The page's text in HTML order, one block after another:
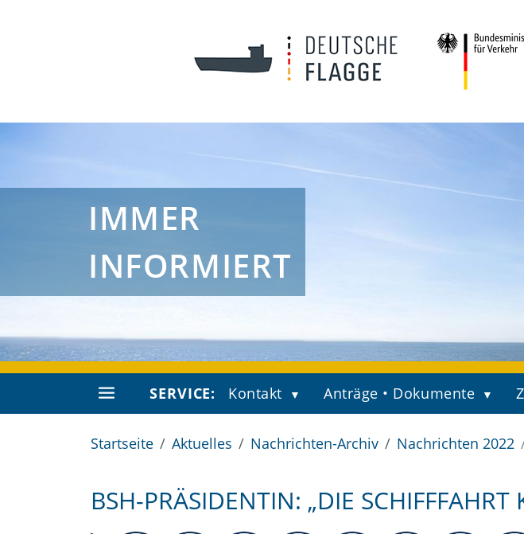
IMMER
INFORMIERT
SERVICE: Kontakt Anträge • Dokumente
Startseite Aktuelles Nachrichten-Archiv Nachrichten 2022
BSH-PRÄSIDENTIN: „DIE